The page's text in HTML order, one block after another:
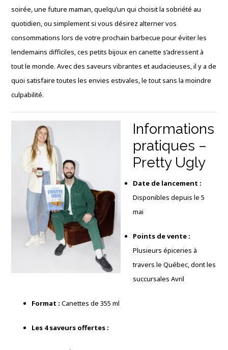
soirée, une future maman, quelqu’un qui choisit la sobriété au
quotidien, ou simplement si vous désirez alterner vos
consommations lors de votre prochain barbecue pour éviter les
lendemains difficiles, ces petits bijoux en canette s’adressent à
tout le monde. Avec des saveurs vibrantes et audacieuses, il y a de
quoi satisfaire toutes les envies estivales, le tout sans la moindre
culpabilité.
Informations
pratiques –
Pretty Ugly
Date de lancement :
Disponibles depuis le 5
mai
Points de vente :
Plusieurs épiceries à
travers le Québec, dont les
succursales Avril
Format : Canettes de 355 ml
Les 4 saveurs offertes :